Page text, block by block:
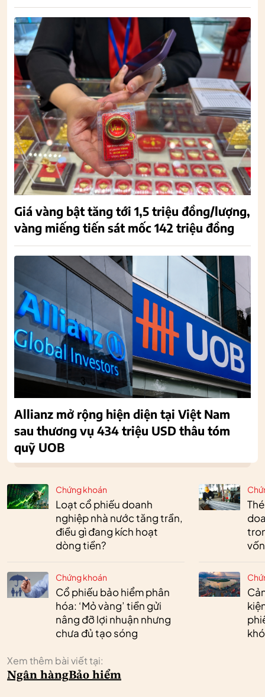
Chứng khoán
Loạt cổ phiếu doanh
nghiệp nhà nước tăng trần,
điều gì đang kích hoạt
dòng tiền?
Chứng khoán
Cổ phiếu bảo hiểm phân
hóa: ‘Mỏ vàng’ tiền gửi
nâng đỡ lợi nhuận nhưng
chưa đủ tạo sóng
vốn
Xem thêm bài viết tại:
Ngân hàngBảo hiểm
Giá vàng bật tăng tới 1,5 triệu đồng/lượng,
vàng miếng tiến sát mốc 142 triệu đồng
Allianz mở rộng hiện diện tại Việt Nam
sau thương vụ 434 triệu USD thâu tóm
quỹ UOB